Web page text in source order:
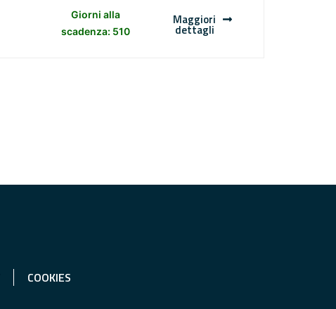
Giorni alla
scadenza: 510
Maggiori
dettagli
COOKIES